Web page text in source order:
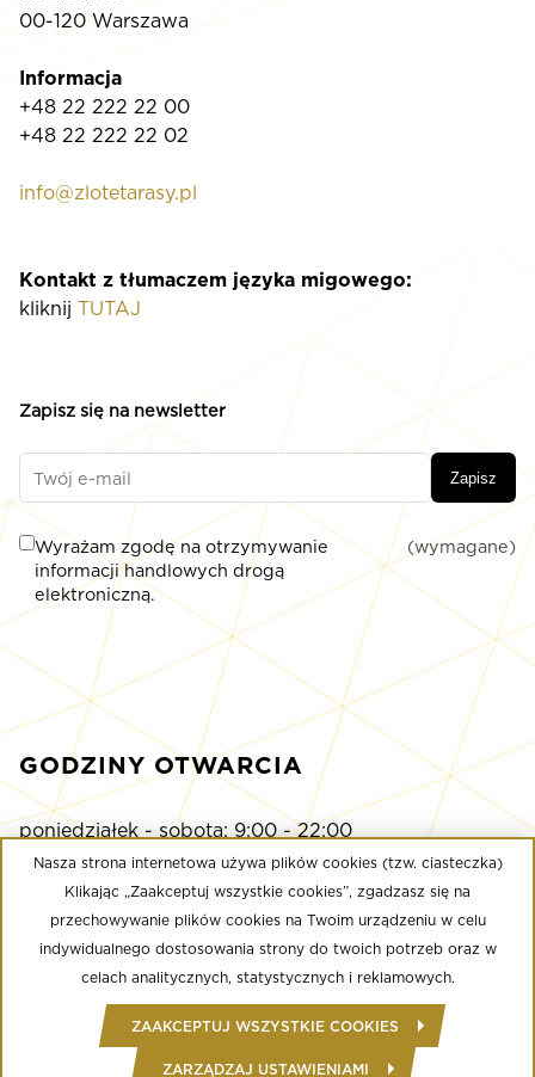
00-120 Warszawa
Informacja
+48 22 222 22 00
+48 22 222 22 02
info@zlotetarasy.pl
Kontakt z tłumaczem języka migowego:
kliknij TUTAJ
Zapisz się na newsletter
Zapisz
Wyrażam zgodę na otrzymywanie
informacji handlowych drogą
elektroniczną.
(wymagane)
GODZINY OTWARCIA
poniedziałek - sobota: 9:00 - 22:00
niedziela: 9:00 - 21:00
Multikino
poniedziałek - niedziela: 9:00 - do ostatniego seansu
Well Fitness
poniedziałek - niedziela: 24/7
Nasza strona internetowa używa plików cookies (tzw. ciasteczka)
Klikając „Zaakceptuj wszystkie cookies”, zgadzasz się na
przechowywanie plików cookies na Twoim urządzeniu w celu
indywidualnego dostosowania strony do twoich potrzeb oraz w
celach analitycznych, statystycznych i reklamowych.
ZAAKCEPTUJ WSZYSTKIE COOKIES
ZARZĄDZAJ USTAWIENIAMI